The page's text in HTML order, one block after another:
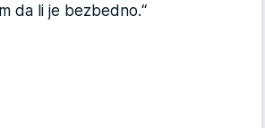
da li je bezbedno.“